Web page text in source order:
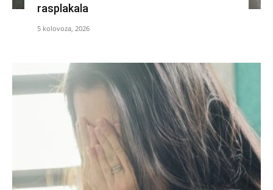
rasplakala
5 kolovoza, 2026